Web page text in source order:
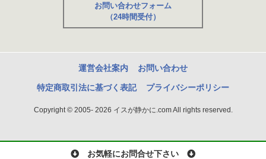
お問い合わせフォーム
（24時間受付）
運営会社案内 お問い合わせ
特定商取引法に基づく表記 プライバシーポリシー
Copyright © 2005- 2026 イスが静かに.com All rights reserved.
お気軽にお問合せ下さい